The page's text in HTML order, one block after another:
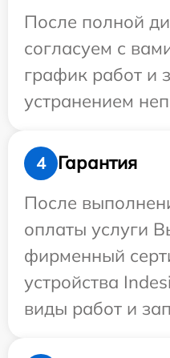
После полной
согласуем с
график работ и
устранением
4
Гарантия
После
оплаты услуги
фирменный
устройства
виды работ и